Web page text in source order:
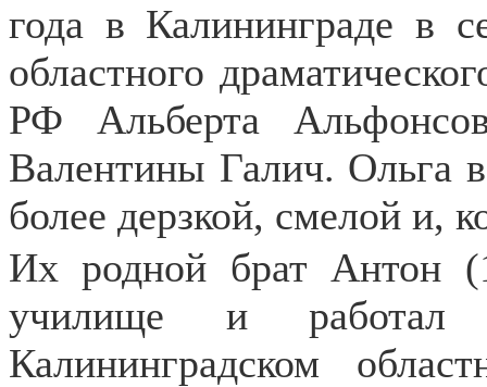
года в Калининграде в
областного
РФ Альберта
Валентины Галич. Ольга
более дерзкой, смелой и,
Их родной брат Антон
училище и
Калининградском